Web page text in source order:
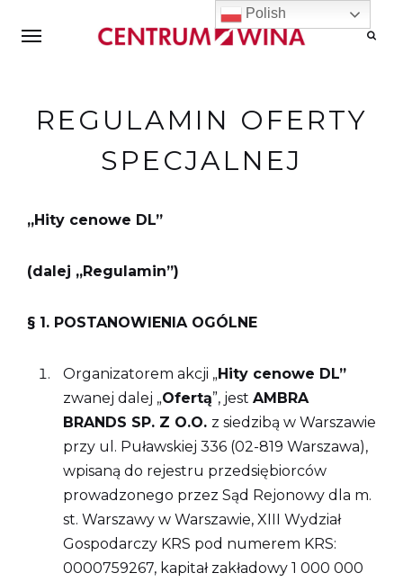
REGULAMIN OFERTY
SPECJALNEJ
„Hity cenowe DL”
(dalej „Regulamin”)
§ 1. POSTANOWIENIA OGÓLNE
Organizatorem akcji „Hity cenowe DL”
zwanej dalej „Ofertą”, jest AMBRA
BRANDS SP. Z O.O. z siedzibą w Warszawie
przy ul. Puławskiej 336 (02-819 Warszawa),
wpisaną do rejestru przedsiębiorców
prowadzonego przez Sąd Rejonowy dla m.
st. Warszawy w Warszawie, XIII Wydział
Gospodarczy KRS pod numerem KRS:
0000759267, kapitał zakładowy 1 000 000
Polish